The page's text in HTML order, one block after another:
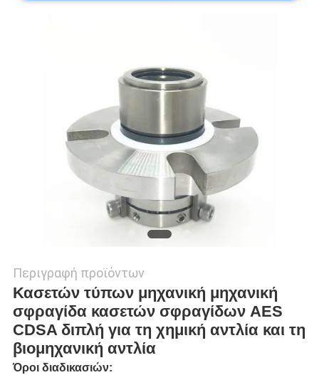
Περιγραφή προϊόντων
Κασετών τύπων μηχανική μηχανική
σφραγίδα κασετών σφραγίδων AES
CDSA διπλή για τη χημική αντλία και τη
βιομηχανική αντλία
Όροι διαδικασιών: